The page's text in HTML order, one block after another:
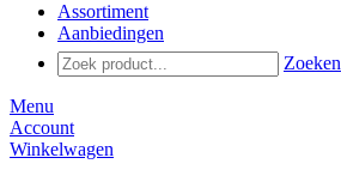
Assortiment
Aanbiedingen
Zoeken
Menu
Account
Winkelwagen